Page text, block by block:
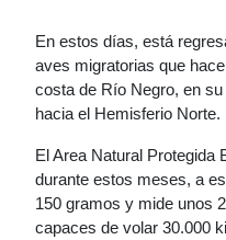
En estos días, está
aves migratorias que
costa de Río Negro, en
hacia el Hemisferio Norte.
El Area Natural Protegida
durante estos meses, a
150 gramos y mide unos
capaces de volar 30.000